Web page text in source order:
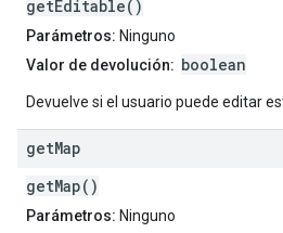
getEditable()
Parámetros: Ninguno
Valor de devolución: boolean
Devuelve si el usuario puede editar
getMap
getMap()
Parámetros: Ninguno